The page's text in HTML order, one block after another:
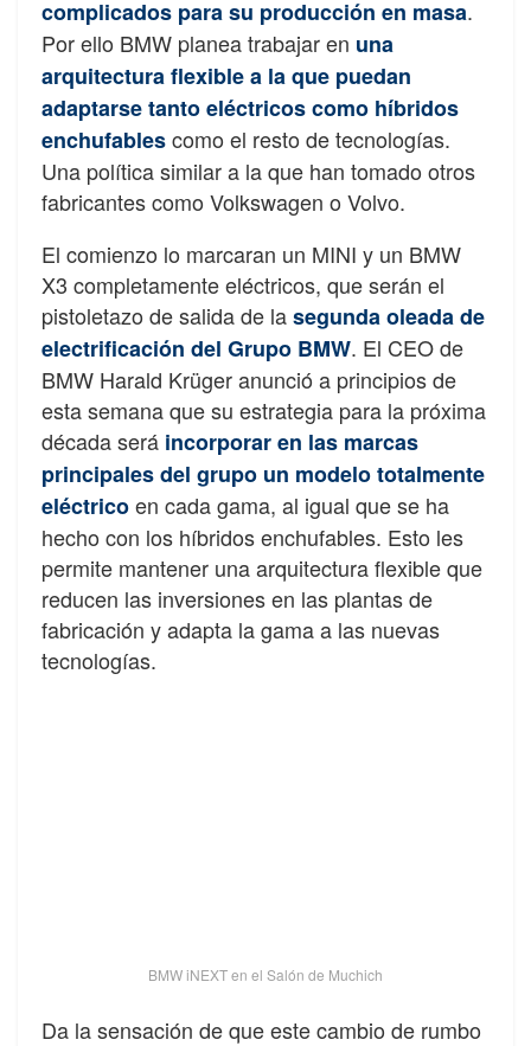
complicados para su producción en masa.
Por ello BMW planea trabajar en una
arquitectura flexible a la que puedan
adaptarse tanto eléctricos como híbridos
enchufablescomo el resto de tecnologías.
Una política similar a la que han tomado otros
fabricantes como Volkswagen o Volvo.
El comienzo lo marcaran un MINI y un BMW
X3 completamente eléctricos, que serán el
pistoletazo de salida de lasegunda oleada de
electrificación del Grupo BMW. El CEO de
BMW Harald Krüger anunció a principios de
esta semana que su estrategia para la próxima
década será incorporar en las marcas
principales del grupo un modelo totalmente
eléctricoen cada gama, al igual que se ha
hecho con los híbridos enchufables. Esto les
permite mantener una arquitectura flexible que
reducen las inversiones en las plantas de
fabricación y adapta la gama a las nuevas
tecnologías.
BMW iNEXT en el Salón de Muchich
Da la sensación de que este cambio de rumbo